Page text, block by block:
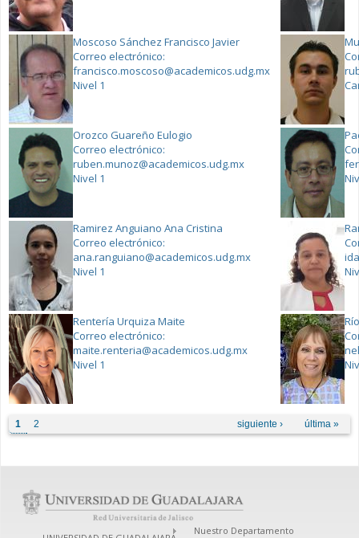
Moscoso Sánchez Francisco Javier
Correo electrónico:
francisco.moscoso@academicos.udg.mx
Nivel 1
Orozco Guareño Eulogio
Correo electrónico:
ruben.munoz@academicos.udg.mx
Nivel 1
Ramirez Anguiano Ana Cristina
Correo electrónico:
ana.ranguiano@academicos.udg.mx
Nivel 1
Rentería Urquiza Maite
Correo electrónico:
maite.renteria@academicos.udg.mx
Nivel 1
Páginas
1 2 siguiente › última »
Nuestro Departamento